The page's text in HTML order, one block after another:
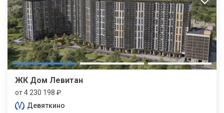
ЖК Дом Левитан
от 4 230 198 ₽
Девяткино